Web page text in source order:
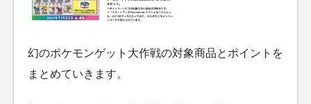
幻のポケモンゲット大作戦の対象商品とポイントを
まとめていきます。